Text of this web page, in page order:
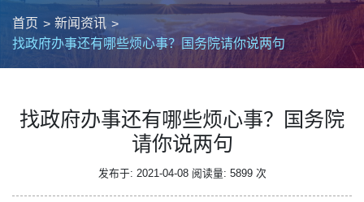
首页
新闻资讯
找政府办事还有哪些烦心事？国务院请你说两句
找政府办事还有哪些烦心事？国务院
请你说两句
发布于: 2021-04-08 阅读量: 5899 次